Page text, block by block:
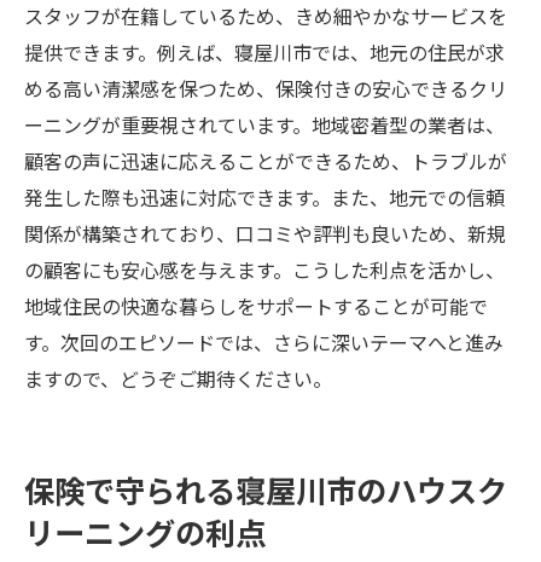
スタッフが在籍しているため、きめ細やかなサービスを
提供できます。例えば、寝屋川市では、地元の住民が求
める高い清潔感を保つため、保険付きの安心できるクリ
ーニングが重要視されています。地域密着型の業者は、
顧客の声に迅速に応えることができるため、トラブルが
発生した際も迅速に対応できます。また、地元での信頼
関係が構築されており、口コミや評判も良いため、新規
の顧客にも安心感を与えます。こうした利点を活かし、
地域住民の快適な暮らしをサポートすることが可能で
す。次回のエピソードでは、さらに深いテーマへと進み
ますので、どうぞご期待ください。
保険で守られる寝屋川市のハウスク
リーニングの利点